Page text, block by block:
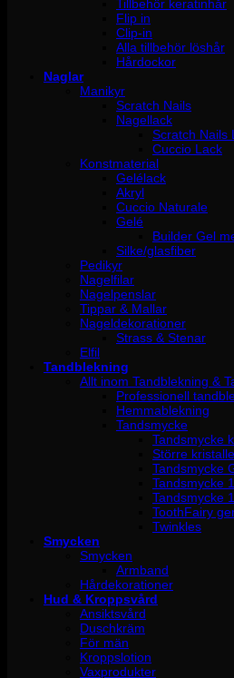
Tillbehör keratinhår
Flip in
Clip-in
Alla tillbehör löshår
Hårdockor
Naglar
Manikyr
Scratch Nails
Nagellack
Scratch Nails
Cuccio Lack
Konstmaterial
Gelélack
Akryl
Cuccio Naturale
Gelé
Builder Gel
Silke/glasfiber
Pedikyr
Nagelfilar
Nagelpenslar
Tippar & Mallar
Nageldekorationer
Strass & Stenar
Elfil
Tandblekning
Allt inom Tandblekning &
Professionell
Hemmablekning
Tandsmycke
Tandsmycke
Större
Tandsmycke
Tandsmycke
Tandsmycke
ToothFairy
Twinkles
Smycken
Smycken
Armband
Hårdekorationer
Hud & Kroppsvård
Ansiktsvård
Duschkräm
För män
Kroppslotion
Vaxprodukter